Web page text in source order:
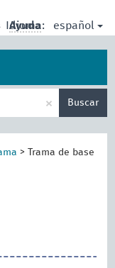
Idioma: español
Ayuda
× Buscar
> Trama de base